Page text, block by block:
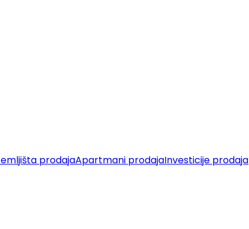
prodajaApartmani prodajaInvesticije prodaja